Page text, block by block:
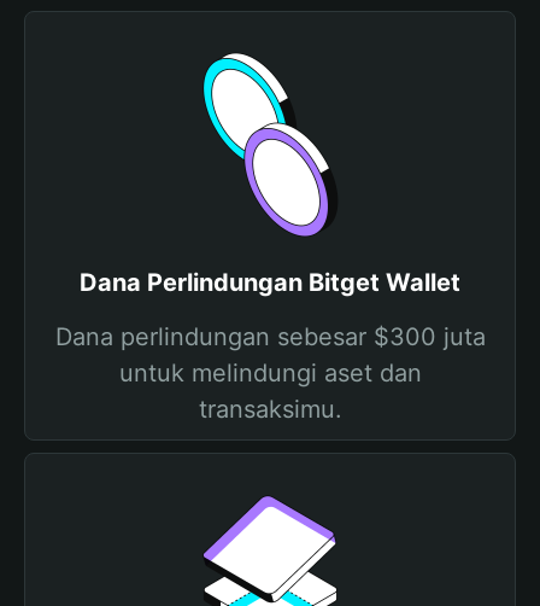
Dana Perlindungan Bitget Wallet
Dana perlindungan sebesar $300 juta
untuk melindungi aset dan
transaksimu.